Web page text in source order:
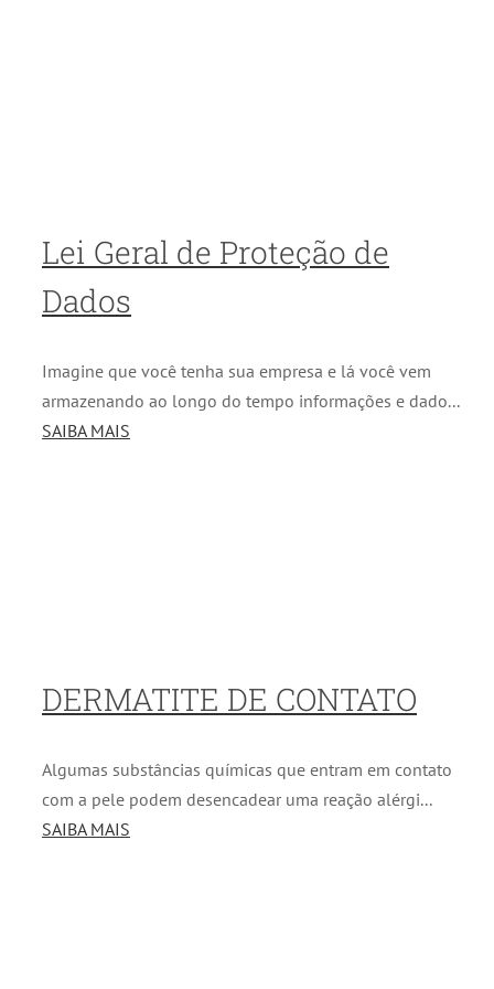
Lei Geral de Proteção de
Dados
Imagine que você tenha sua empresa e lá você vem
armazenando ao longo do tempo informações e dado...
SAIBA MAIS
DERMATITE DE CONTATO
Algumas substâncias químicas que entram em contato
com a pele podem desencadear uma reação alérgi...
SAIBA MAIS